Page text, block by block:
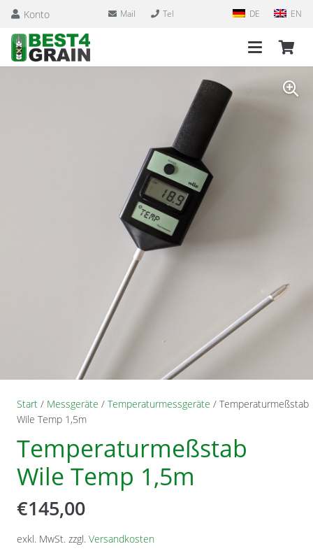
Konto Mail Tel DE EN
Start / Messgeräte / Temperaturmessgeräte / Temperaturmeßstab
Wile Temp 1,5m
Temperaturmeßstab
Wile Temp 1,5m
€145,00
exkl. MwSt. zzgl. Versandkosten